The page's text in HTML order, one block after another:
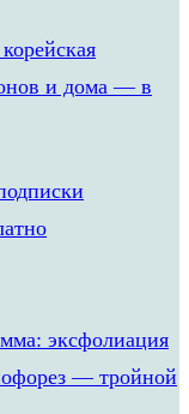
и дома — в
эксфолиация
— тройной